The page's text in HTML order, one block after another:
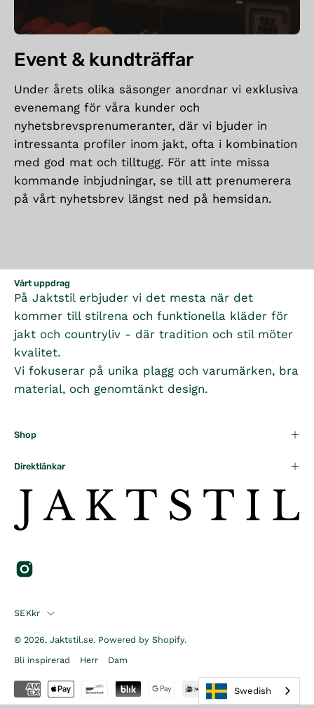
Event & kundträffar
Under årets olika säsonger anordnar vi exklusiva
evenemang för våra kunder och
nyhetsbrevsprenumeranter, där vi bjuder in
intressanta profiler inom jakt, ofta i kombination
med god mat och tilltugg. För att inte missa
kommande inbjudningar, se till att prenumerera
på vårt nyhetsbrev längst ned på hemsidan.
Vårt uppdrag
På Jaktstil erbjuder vi det mesta när det
kommer till stilrena och funktionella kläder för
jakt och countryliv - där tradition och stil möter
kvalitet.
Vi fokuserar på unika plagg och varumärken, bra
material, och genomtänkt design.
Shop
Direktlänkar
Country
SEKkr
© 2026, Jaktstil.se. Powered by Shopify.
Bli inspirerad
Herr Dam
Swedish